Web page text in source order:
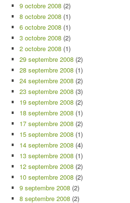
9 octobre 2008 (2)
8 octobre 2008 (1)
6 octobre 2008 (1)
3 octobre 2008 (2)
2 octobre 2008 (1)
29 septembre 2008 (2)
28 septembre 2008 (1)
24 septembre 2008 (2)
23 septembre 2008 (3)
19 septembre 2008 (2)
18 septembre 2008 (1)
17 septembre 2008 (2)
15 septembre 2008 (1)
14 septembre 2008 (4)
13 septembre 2008 (1)
12 septembre 2008 (2)
10 septembre 2008 (2)
9 septembre 2008 (2)
8 septembre 2008 (2)